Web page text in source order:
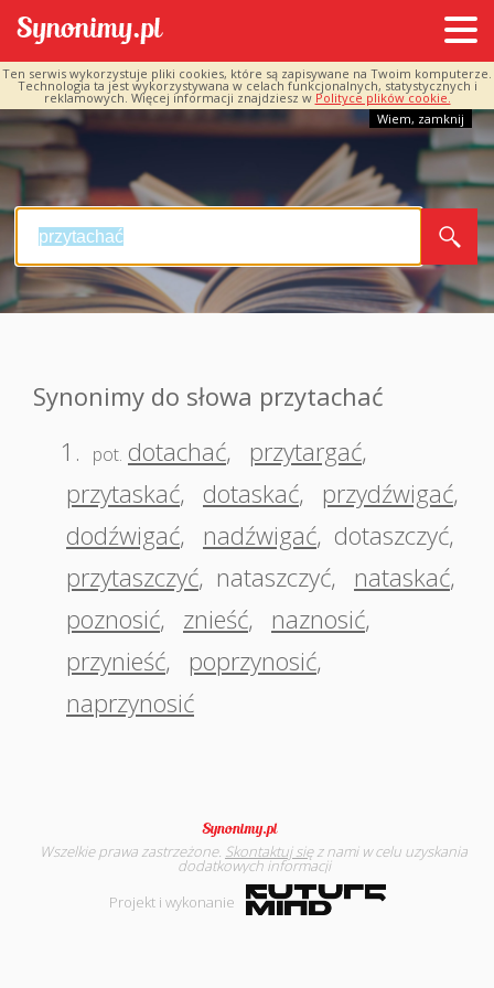
Ten serwis wykorzystuje pliki cookies, które są zapisywane na Twoim komputerze.
Technologia ta jest wykorzystywana w celach funkcjonalnych, statystycznych i
reklamowych. Więcej informacji znajdziesz w Polityce plików cookie.
Wiem, zamknij
Synonimy do słowa przytachać
1.
pot. dotachać, przytargać,
przytaskać, dotaskać, przydźwigać,
dodźwigać, nadźwigać, dotaszczyć,
przytaszczyć, nataszczyć, nataskać,
poznosić, znieść, naznosić,
przynieść, poprzynosić,
naprzynosić
Wszelkie prawa zastrzeżone. Skontaktuj sięz nami w celu uzyskania
dodatkowych informacji
Projekt i wykonanie